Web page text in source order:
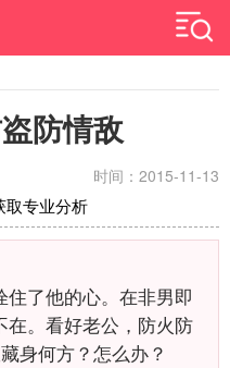
防情敌
时间：2015-11-13
取专业分析
了他的心。在非男即
。看好老公，防火防
身何方？怎么办？